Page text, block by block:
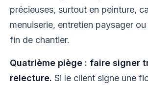
précieuses, surtout en peinture,
menuiserie, entretien paysager
fin de chantier.
Quatrième piège : faire signer
relecture. Si le client signe une